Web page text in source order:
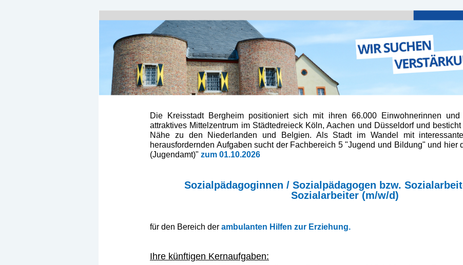
Die Kreisstadt Bergheim positioniert sich mit ihren 66.000 Einwohnerinnen
attraktives Mittelzentrum im Städtedreieck Köln, Aachen und Düsseldorf und
Nähe zu den Niederlanden und Belgien. Als Stadt im Wandel mit
herausfordernden Aufgaben sucht der Fachbereich 5 "Jugend und Bildung" und hier
(Jugendamt)" zum 01.10.2026
Sozialpädagoginnen / Sozialpädagogen bzw.
Sozialarbeiter (m/w/d)
für den Bereich der ambulanten Hilfen zur Erziehung.
Ihre künftigen Kernaufgaben: